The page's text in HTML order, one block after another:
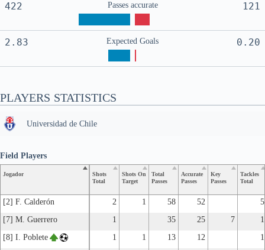
422 Passes accurate 121
2.83 Expected Goals 0.20
PLAYERS STATISTICS
Universidad de Chile
Jogador
Shots
Total
Shots On
Target
Total
Passes
Accurate
Passes
Key
Passes
Tackles
Total
[2] F. Calderón 2 1 58 52
5
[7] M. Guerrero
1 35 25 7
1
[8] I. Poblete
1 1 13 12
1
Field Players